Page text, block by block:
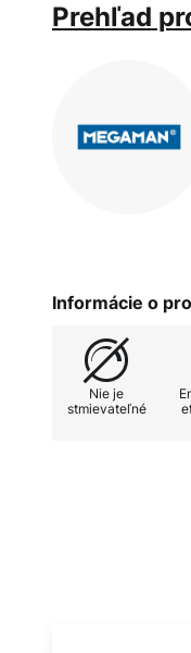
Prehľad
Informácie o
Nie je
stmievateľné